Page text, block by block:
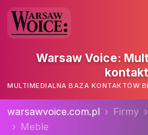
Warsaw Voice:
MULTIMEDIALNA BAZA KONTAKTÓW
warsawvoice.com.pl Firmy
Meble